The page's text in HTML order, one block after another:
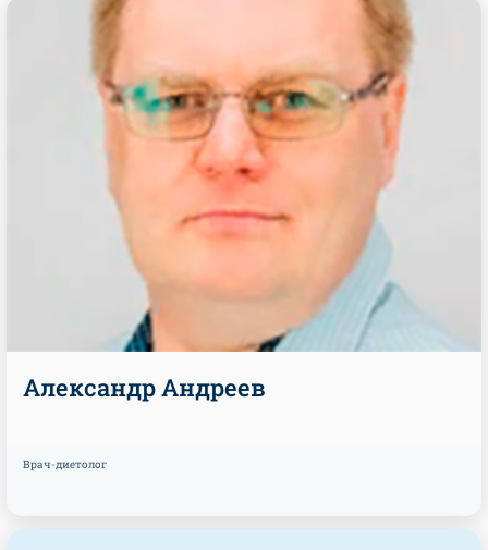
Александр Андреев
Врач-диетолог